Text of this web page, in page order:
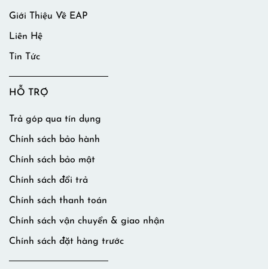
Giới Thiệu Về EAP
Liên Hệ
Tin Tức
HỖ TRỢ
Trả góp qua tín dụng
Chính sách bảo hành
Chính sách bảo mật
Chính sách đổi trả
Chính sách thanh toán
Chính sách vận chuyển & giao nhận
Chính sách đặt hàng trước